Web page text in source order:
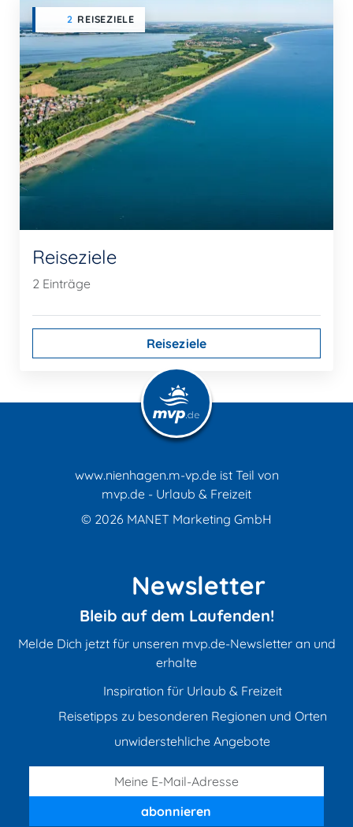
2 REISEZIELE
Reiseziele
2 Einträge
Reiseziele
www.nienhagen.m-vp.de ist Teil von
mvp.de - Urlaub & Freizeit
© 2026 MANET Marketing GmbH
Newsletter
Bleib auf dem Laufenden!
Melde Dich jetzt für unseren mvp.de-Newsletter an und
erhalte
Inspiration für Urlaub & Freizeit
Reisetipps zu besonderen Regionen und Orten
unwiderstehliche Angebote
abonnieren